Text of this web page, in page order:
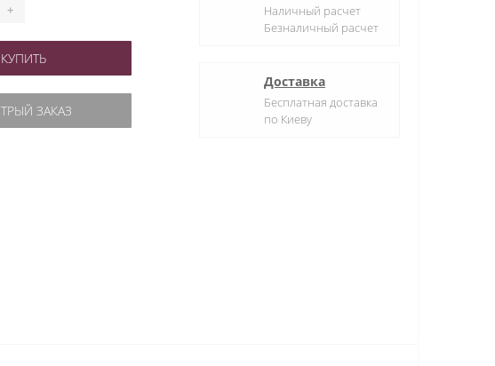
+
КУПИТЬ
ЗАКАЗ
Наличный расчет
Безналичный расчет
Доставка
Бесплатная доставка
по Киеву